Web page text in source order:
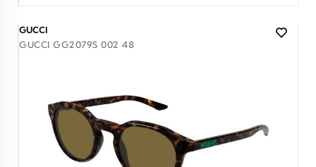
GUCCI
GUCCI GG2079S 002 48